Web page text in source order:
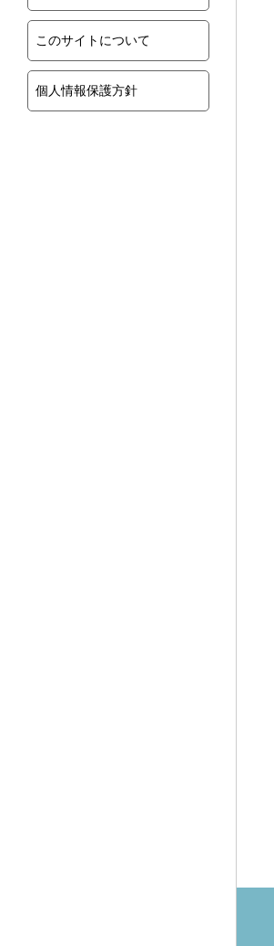
このサイトについて
個人情報保護方針